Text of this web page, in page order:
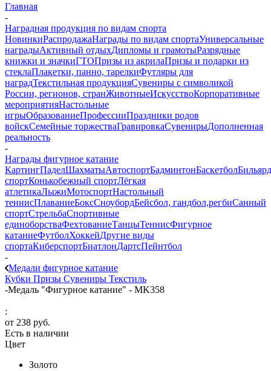
Главная
-
Наградная продукция по видам спорта
НовинкиРаспродажаНаграды по видам спортаУниверсальные
наградыАктивный отдыхДипломы и грамотыРазрядные
книжки и значкиГТОПризы из акрилаПризы и подарки из
стеклаПлакетки, панно, тарелкиФутляры для
наградТекстильная продукцияСувениры с символикой
России, регионов, странЖивотныеИскусствоКорпоративные
мероприятияНастольные
игрыОбразованиеПрофессииПраздники родов
войскСемейные торжестваГравировкаСувенирыДополненная
реальность
-
Награды фигурное катание
КартингПаделШахматыАвтоспортБадминтонБаскетболБильярд
спортКонькобежный спортЛёгкая
атлетикаЛыжиМотоспортНастольный
теннисПлаваниеБоксСноубордБейсбол, гандбол,регбиСанный
спортСтрельбаСпортивные
единоборстваФехтованиеТанцыТеннисФигурное
катаниеФутболХоккейДругие виды
спортаКиберспортБиатлонДартсПейнтбол
-
Медали фигурное катание
Кубки Призы Сувениры Текстиль
-Медаль "Фигурное катание" - MK358
:
от 238 руб.
Есть в наличии
Цвет
Золото